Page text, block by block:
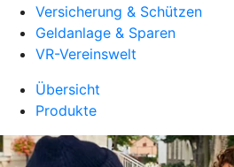
Versicherung & Schützen
Geldanlage & Sparen
VR-Vereinswelt
Übersicht
Produkte